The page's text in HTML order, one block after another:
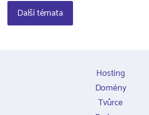
Další témata
Hosting
Domény
Tvůrce